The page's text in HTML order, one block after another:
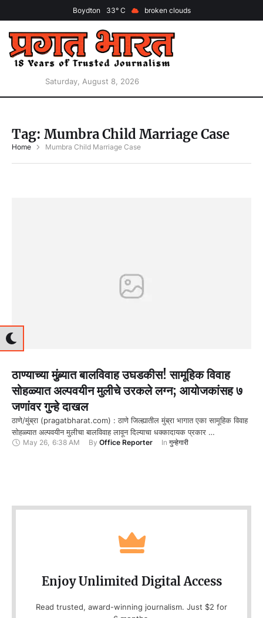
Boydton 33 broken clouds
Saturday, August 8, 2026
Tag: Mumbra Child Marriage Case
Home Mumbra Child Marriage Case
ठाण्याच्या मुंब्र्यात बालविवाह उघडकीस! सामूहिक विवाह
सोहळ्यात अल्पवयीन मुलीचे उरकले लग्न; आयोजकांसह ७
जणांवर गुन्हे दाखल
ठाणे/मुंब्रा (pragatbharat.com) : ठाणे जिल्ह्यातील मुंब्रा भागात एका सामूहिक विवाह
सोहळ्यात अल्पवयीन मुलीचा बालविवाह लावून दिल्याचा धक्कादायक प्रकार …
May 26, 6:38 AM By Office Reporter In गुन्हेगारी
Enjoy Unlimited Digital Access
Read trusted, award-winning journalism. Just $2 for